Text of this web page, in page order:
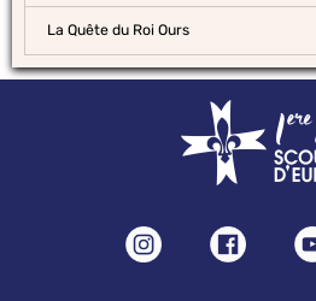
La Quête du Roi Ours